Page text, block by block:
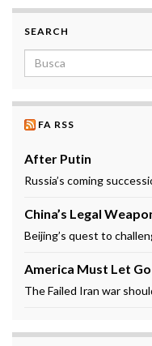
SEARCH
Search for:
FA RSS
After Putin
Russia’s coming
China’s Legal
Beijing’s quest to
America Must Let
The Failed Iran war